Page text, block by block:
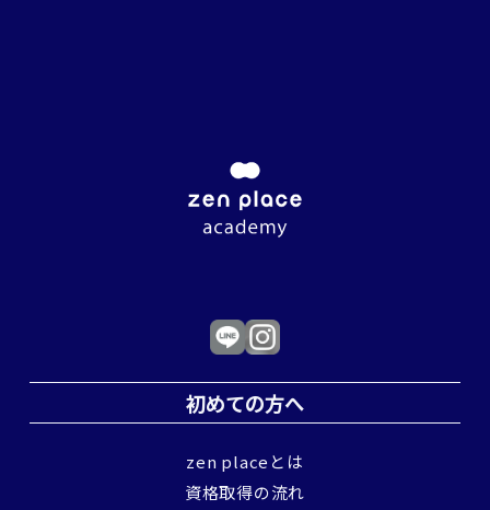
初めての方へ
zen placeとは
資格取得の流れ